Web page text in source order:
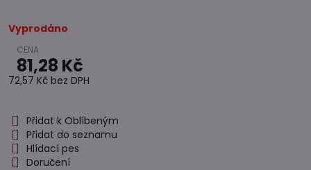
Vyprodáno
81,28 Kč
72,57 Kč bez DPH
Přidat k Oblíbeným
Přidat do seznamu
Hlídací pes
Doručení